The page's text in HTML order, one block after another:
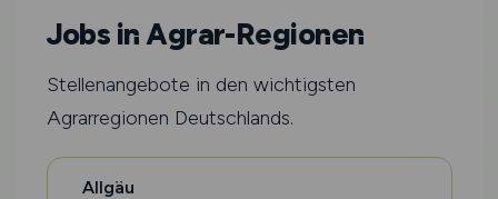
Jobs in Agrar-Regionen
Stellenangebote in den wichtigsten
Agrarregionen Deutschlands.
Allgäu